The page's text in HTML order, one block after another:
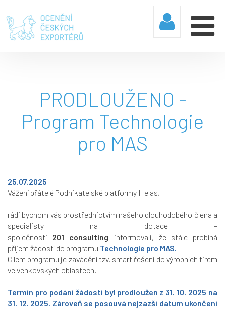
PRODLOUŽENO -
Program Technologie
pro MAS
25.07.2025
Vážení přátelé Podnikatelské platformy Helas,
rádi bychom vás prostřednictvím našeho dlouhodobého člena a
specialisty na dotace –
společnosti 201 consulting informovali, že stále probíhá
příjem žádostí do programu Technologie pro MAS.
Cílem programu je zavádění tzv. smart řešení do výrobních firem
ve venkovských oblastech.
Termín pro podání žádostí byl prodloužen z 31. 10. 2025 na
31. 12. 2025. Zároveň se posouvá nejzazší datum ukončení